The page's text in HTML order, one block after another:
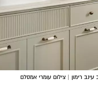
רימון | צילום עומרי אמסלם